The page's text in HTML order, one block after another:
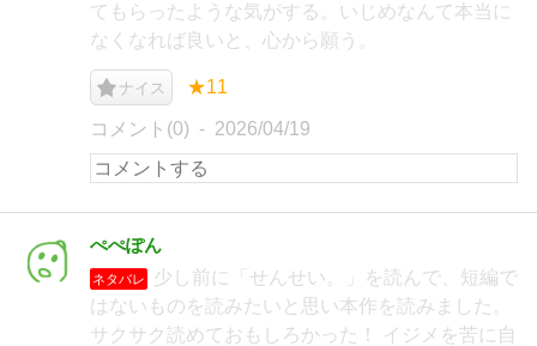
てもらったような気がする。いじめなんて本当に
なくなれば良いと、心から願う。
ナイス ★11
コメント(0) 2026/04/19
ぺぺぽん
ネタバレ
少し前に「せんせい。」を読んで、短編で
はないものを読みたいと思い本作を読みました。
サクサク読めておもしろかった！ イジメを苦に自